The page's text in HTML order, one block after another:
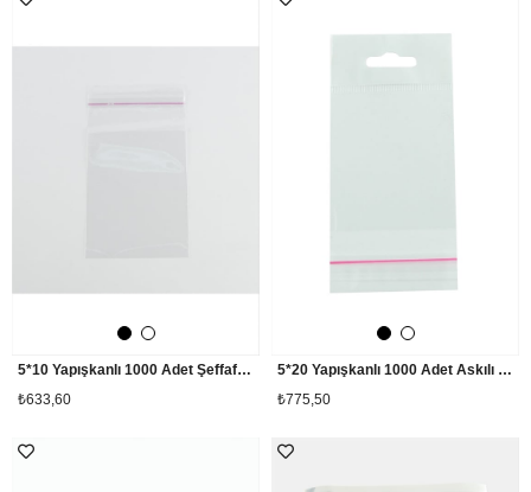
5*10 Yapışkanlı 1000 Adet Şeffaf Poşet
₺633,60
5*20 Yapışkanlı 1000 Adet Askılı Şeffaf Poşet
₺775,50